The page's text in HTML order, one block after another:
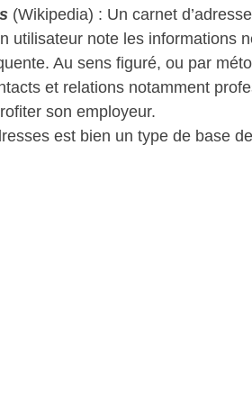
(Wikipedia) : Un carnet
utilisateur note les informations
Au sens figuré, ou par
et relations notamment
son employeur.
est bien un type de base